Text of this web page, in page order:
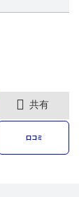
共有
口コミ